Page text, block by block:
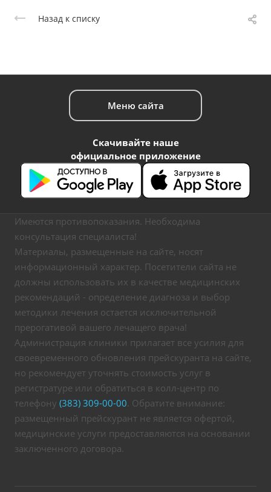
Назад к списку
Меню сайта
Скачивайте наше
официальное приложение
Имеются противопоказания. Необходима
консультация специалиста!
Материалы, размещенные на сайте, носят
информационный характер. Посетители сайта не
должны использовать их в качестве медицинских
рекомендаций - определение диагноза и выбор
методики лечения остается исключительной
прерогативой вашего лечащего врача!
Администрация клиники прилагает все усилия для
своевременного обновления прейскуранта на сайте,
но рекомендует уточнять стоимость услуг в
регистратуре или обратиться в колл-центр по
телефону (383) 309-00-00. Обратите внимание:
размещенный прейскурант не является офертой,
медицинские услуги предоставляются на основании
заключенного договора.